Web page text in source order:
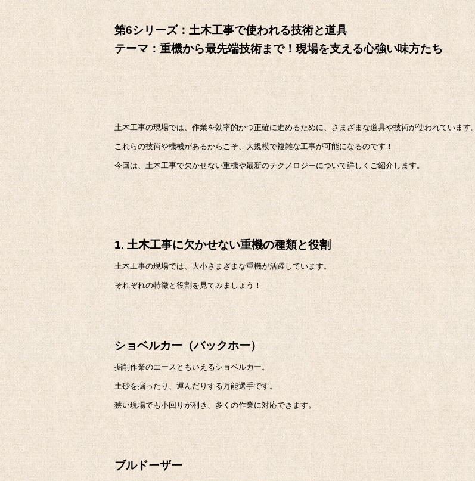
第6シリーズ：土木工事で使われる技術と道具
テーマ：重機から最先端技術まで！現場を支える心強い味方たち
土木工事の現場では、作業を効率的かつ正確に進めるために、さまざまな道具や技術が使われています。
これらの技術や機械があるからこそ、大規模で複雑な工事が可能になるのです！
今回は、土木工事で欠かせない重機や最新のテクノロジーについて詳しくご紹介します。
1. 土木工事に欠かせない重機の種類と役割
土木工事の現場では、大小さまざまな重機が活躍しています。
それぞれの特徴と役割を見てみましょう！
ショベルカー（バックホー）
掘削作業のエースともいえるショベルカー。
土砂を掘ったり、運んだりする万能選手です。
狭い現場でも小回りが利き、多くの作業に対応できます。
ブルドーザー